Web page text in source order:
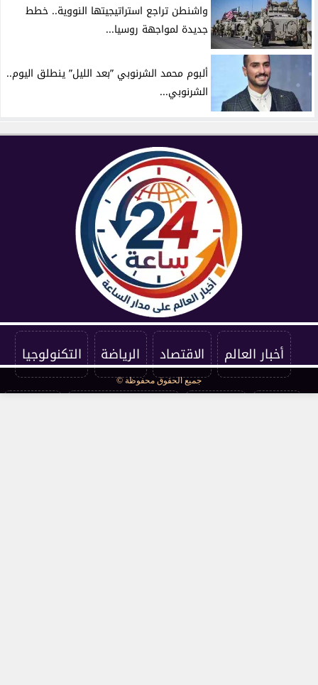
واشنطن تراجع استراتيجيتها النووية.. خطط
جديدة لمواجهة روسيا...
ألبوم محمد الشرنوبي ”بعد الليل” ينطلق اليوم..
الشرنوبي...
أخبار العالم الاقتصاد الرياضة التكنولوجيا
جميع الحقوق محفوظة ©